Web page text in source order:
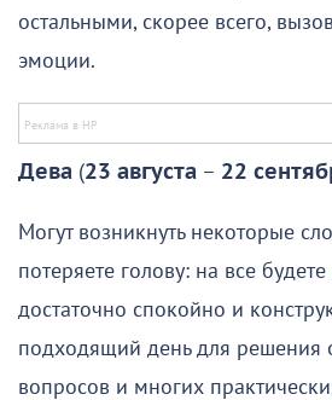
остальными, скорее всего,
эмоции.
Дева (23 августа – 22
Могут возникнуть некоторые
потеряете голову: на все
достаточно спокойно и
подходящий день для решения
вопросов и многих